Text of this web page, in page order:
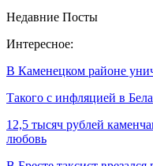
Недавние Посты
Интересное:
В Каменецком районе
Такого с инфляцией в
12,5 тысяч рублей
любовь